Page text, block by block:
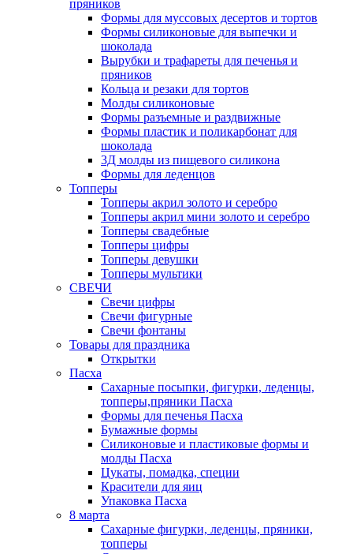
пряников
Формы для муссовых десертов и тортов
Формы силиконовые для выпечки и
шоколада
Вырубки и трафареты для печенья и
пряников
Кольца и резаки для тортов
Молды силиконовые
Формы разъемные и раздвижные
Формы пластик и поликарбонат для
шоколада
3Д молды из пищевого силикона
Формы для леденцов
Топперы
Топперы акрил золото и серебро
Топперы акрил мини золото и серебро
Топперы свадебные
Топперы цифры
Топперы девушки
Топперы мультики
СВЕЧИ
Свечи цифры
Свечи фигурные
Свечи фонтаны
Товары для праздника
Открытки
Пасха
Сахарные посыпки, фигурки, леденцы,
топперы,пряники Пасха
Формы для печенья Пасха
Бумажные формы
Силиконовые и пластиковые формы и
молды Пасха
Цукаты, помадка, специи
Красители для яиц
Упаковка Пасха
8 марта
Сахарные фигурки, леденцы, пряники,
топперы